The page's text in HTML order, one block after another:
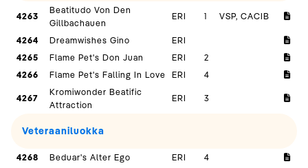
4263
Beatitudo Von Den
Gillbachauen
ERI 1 VSP, CACIB
4264 Dreamwishes Gino
ERI
4265
Flame Pet's Don Juan ERI
2
4266
Flame Pet's Falling In Love ERI 4
4267
Kromiwonder Beatific
Attraction
ERI 3
Veteraaniluokka
4268 Beduar's Alter Ego ERI 4